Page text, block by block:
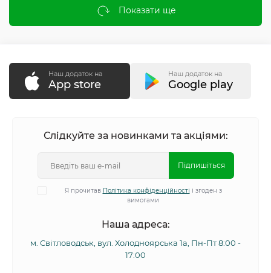
Показати ще
Наш додаток на
App store
Наш додаток на
Google play
Слідкуйте за новинками та акціями:
Підпишіться
Я прочитав Політика конфіденційності і згоден з
вимогами
Наша адреса:
м. Світловодськ, вул. Холодноярська 1а, Пн-Пт 8:00 -
17:00